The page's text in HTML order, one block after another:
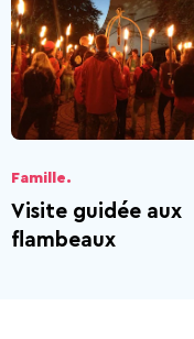
Capitale de la
Famille.
Visite guidée aux
flambeaux